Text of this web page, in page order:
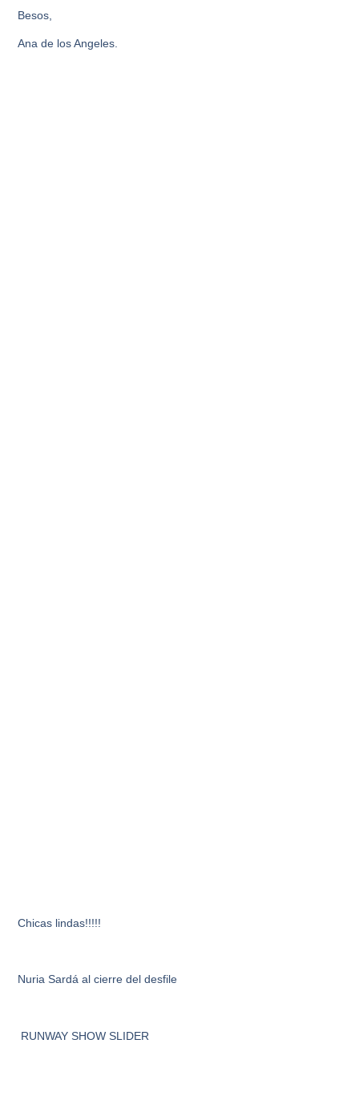
Besos,
Ana de los Angeles.
Chicas lindas!!!!!
Nuria Sardá al cierre del desfile
RUNWAY SHOW SLIDER